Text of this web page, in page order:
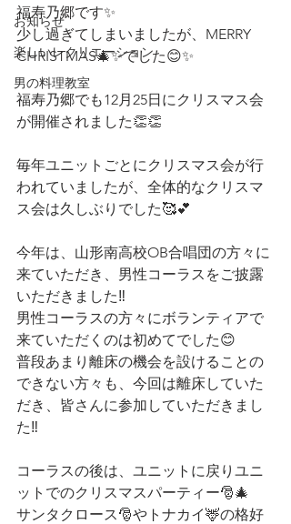
お知らせ
楽しいレクリエーション
男の料理教室
福寿乃郷です✨
少し過ぎてしまいましたが、MERRY
CHRISTMAS🎄✨でした😊✨
福寿乃郷でも12月25日にクリスマス会
が開催されました👏👏
毎年ユニットごとにクリスマス会が行
われていましたが、全体的なクリスマ
ス会は久しぶりでした🥰💕
今年は、山形南高校OB合唱団の方々に
来ていただき、男性コーラスをご披露
いただきました‼
男性コーラスの方々にボランティアで
来ていただくのは初めてでした😊
普段あまり離床の機会を設けることの
できない方々も、今回は離床していた
だき、皆さんに参加していただきまし
た‼
コーラスの後は、ユニットに戻りユニ
ットでのクリスマスパーティー🎅🎄
サンタクロース🎅やトナカイ🦌の格好